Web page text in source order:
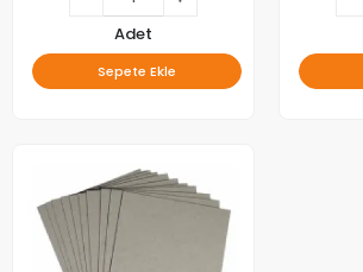
Adet
Sepete Ekle